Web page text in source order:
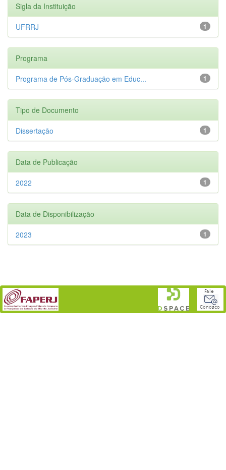
Sigla da Instituição
1
UFRRJ
Programa
1
Programa de Pós-Graduação em Educ...
Tipo de Documento
1
Dissertação
Data de Publicação
1
2022
Data de Disponibilização
1
2023